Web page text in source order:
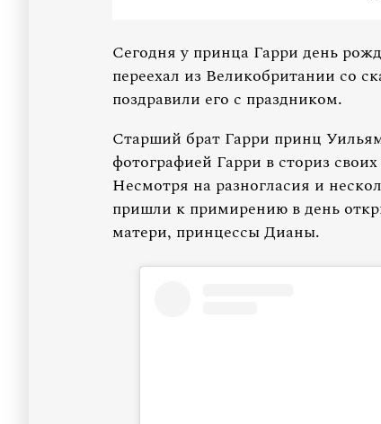
Сегодня у принца Гарри день
переехал из Великобритании со
поздравили его с праздником.
Старший брат Гарри принц
фотографией Гарри в сториз
Несмотря на разногласия и
пришли к примирению в день
матери, принцессы Дианы.